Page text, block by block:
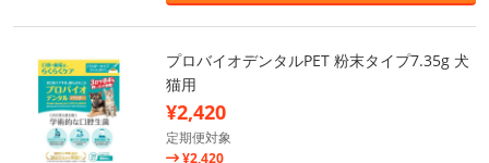
プロバイオデンタルPET 粉末タイプ7.35g 犬
猫用
¥2,420
定期便対象
¥2,420